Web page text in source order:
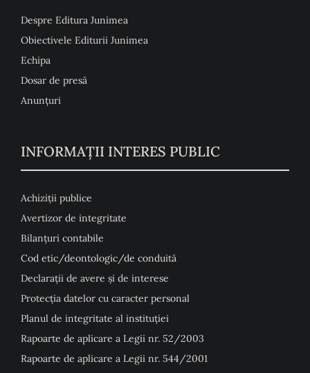
Despre Editura Junimea
Obiectivele Editurii Junimea
Echipa
Dosar de presă
Anunţuri
INFORMAȚII INTERES PUBLIC
Achiziții publice
Avertizor de integritate
Bilanțuri contabile
Cod etic/deontologic/de conduită
Declarații de avere și de interese
Protecția datelor cu caracter personal
Planul de integritate al instituției
Rapoarte de aplicare a Legii nr. 52/2003
Rapoarte de aplicare a Legii nr. 544/2001